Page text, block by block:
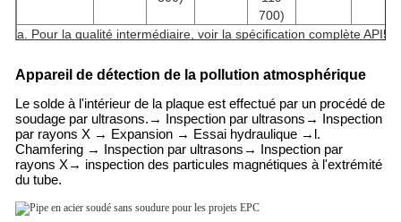
700)
a. Pour la qualité intermédiaire, voir la spécification complète API5L.
c. Cette limite s'applique aux tartes dont la teneur en D > 12,750
d. Pour les qualités intermédiaires, la résistance à la traction
la couture de soudure doit être la même que celle déterminée pour
à l'aide du pied a.
e. pour les tuyaux nécessitant des essais longitudinaux, la
rendement doit être ≤ 71,800 psi.
f. L'allongement minimum spécifié, Af, exprimé en pourcentage et
pourcentage le plus proche, est déterminé selon l'équation
Appareil de détection de la pollution atmosphérique
Le solde à l'intérieur de la plaque est effectué par un procédé de
soudage par ultrasons. → Inspection par ultrasons → Inspection
par rayons X → Expansion → Essai hydraulique →l.
Chamfering → Inspection par ultrasons → Inspection par
rayons X→ inspection des particules magnétiques à l'extrémité
du tube.